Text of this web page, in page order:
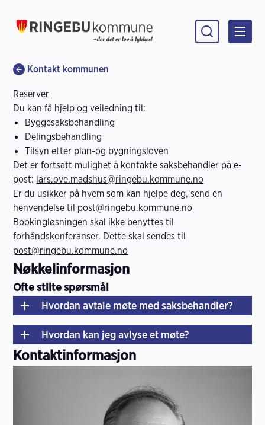
Du er her:
Kontakt kommunen
Reserver
Du kan få hjelp og veiledning til:
Byggesaksbehandling
Delingsbehandling
Tilsyn etter plan-og bygningsloven
Det er fortsatt mulighet å kontakte saksbehandler på e-
post: lars.ove.madshus@ringebu.kommune.no
Er du usikker på hvem som kan hjelpe deg, send en
henvendelse til post@ringebu.kommune.no
Bookingløsningen skal ikke benyttes til
forhåndskonferanser. Dette skal sendes til
post@ringebu.kommune.no
Nøkkelinformasjon
Ofte stilte spørsmål
Hvordan avtale møte med saksbehandler?
Hvordan kan jeg avlyse et møte?
Kontaktinformasjon